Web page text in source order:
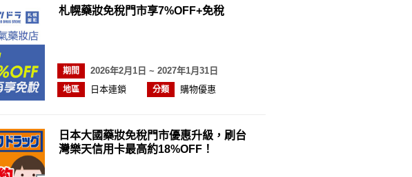
札幌藥妝免稅門市享7%OFF+免稅
期間 2026年2月1日 ~ 2027年1月31日
地區 日本連鎖 分類 購物優惠
日本大國藥妝免稅門市優惠升級，刷台
灣樂天信用卡最高約18%OFF！